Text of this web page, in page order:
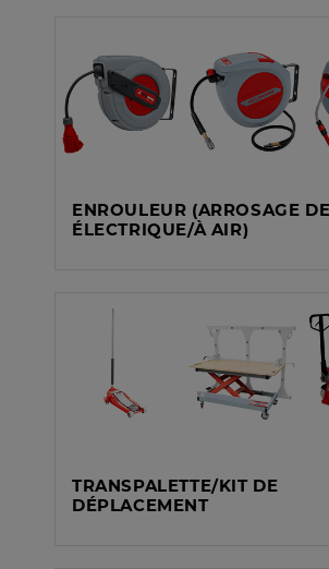
ENROULEUR (ARROSAGE
ÉLECTRIQUE/À AIR)
TRANSPALETTE/KIT DE
DÉPLACEMENT